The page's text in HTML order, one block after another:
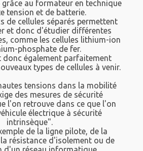
au formateur en technique
tension et de batterie.
de cellules séparés permettent
et donc d'étudier différentes
comme les cellules lithium-ion
phosphate de fer.
donc également parfaitement
types de cellules à venir.
tensions dans la mobilité
des mesures de sécurité
l'on retrouve dans ce que l'on
électrique à sécurité
intrinsèque".
de la ligne pilote, de la
résistance d'isolement ou de